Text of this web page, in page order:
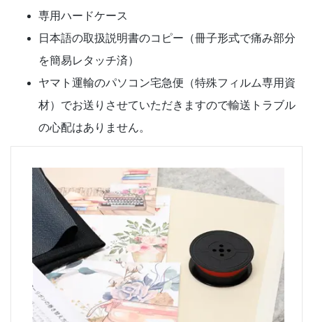
専用ハードケース
日本語の取扱説明書のコピー（冊子形式で痛み部分
を簡易レタッチ済）
ヤマト運輸のパソコン宅急便（特殊フィルム専用資
材）でお送りさせていただきますので輸送トラブル
の心配はありません。